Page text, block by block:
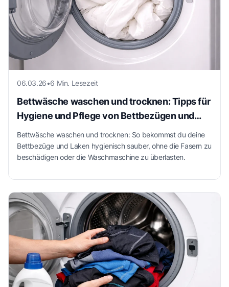
06.03.26•6 Min. Lesezeit
Bettwäsche waschen und trocknen: Tipps für
Hygiene und Pflege von Bettbezügen und
Laken
Bettwäsche waschen und trocknen: So bekommst du deine
Bettbezüge und Laken hygienisch sauber, ohne die Fasern zu
beschädigen oder die Waschmaschine zu überlasten.